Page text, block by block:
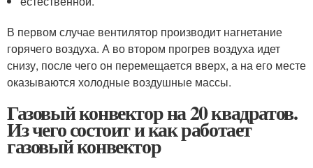
В первом случае вентилятор производит нагнетание
горячего воздуха. А во втором прогрев воздуха идет
снизу, после чего он перемещается вверх, а на его месте
оказываются холодные воздушные массы.
Газовый конвектор на 20 квадратов.
Из чего состоит и как работает
газовый конвектор